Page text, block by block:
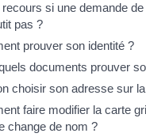
si une demande
pas ?
prouver son identité ?
documents prouver
choisir son adresse sur
faire modifier la carte
change de nom ?